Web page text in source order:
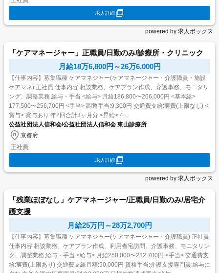
求人詳細
powered by 求人ボックス
「ケアマネージャー」正職員/日勤のみ/診療所・クリニック
月給18万6,800円～26万6,000円
【仕事内容】募集職種 ケアマネジャー(ケアマネージャー・介護職員・施設
ケアマネ) 正社員 仕事内容 相談業務、ケアプラン作成、介護事務、モニタリ
ング、調整業務 給与・手当 <給与> 月給186,800〜266,000円 <基本給>
177,500〜256,700円 <手当> 調整手当:9,300円 交通費支給:実費(上限なし) <
賞与> 賞与あり 年2回合計3ヶ月分 <昇給> 4,...
公益社団法人信和会/公益社団法人信和会 東山診療所
京都府
正社員
求人詳細
powered by 求人ボックス
「残業ほぼなし」ケアマネージャー/正職員/日勤のみ/居宅介
護支援
月給25万円～28万2,700円
【仕事内容】募集職種 ケアマネジャー(ケアマネージャー・介護職員) 正社員
仕事内容 相談業務、ケアプラン作成、利用者宅訪問、介護事務、モニタリン
グ、調整業務 給与・手当 <給与> 月給250,000〜282,700円 <手当> 交通費支
給:実費(上限あり) 交通費支給月額:50,000円 資格手当:介護支援専門員:給与に